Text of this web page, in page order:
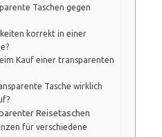
Taschen gegen
korrekt in einer
Kauf einer transparenten
Tasche wirklich
Reisetaschen
für verschiedene